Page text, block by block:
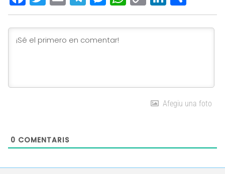
Link
Afegiu una foto
0 COMENTARIS